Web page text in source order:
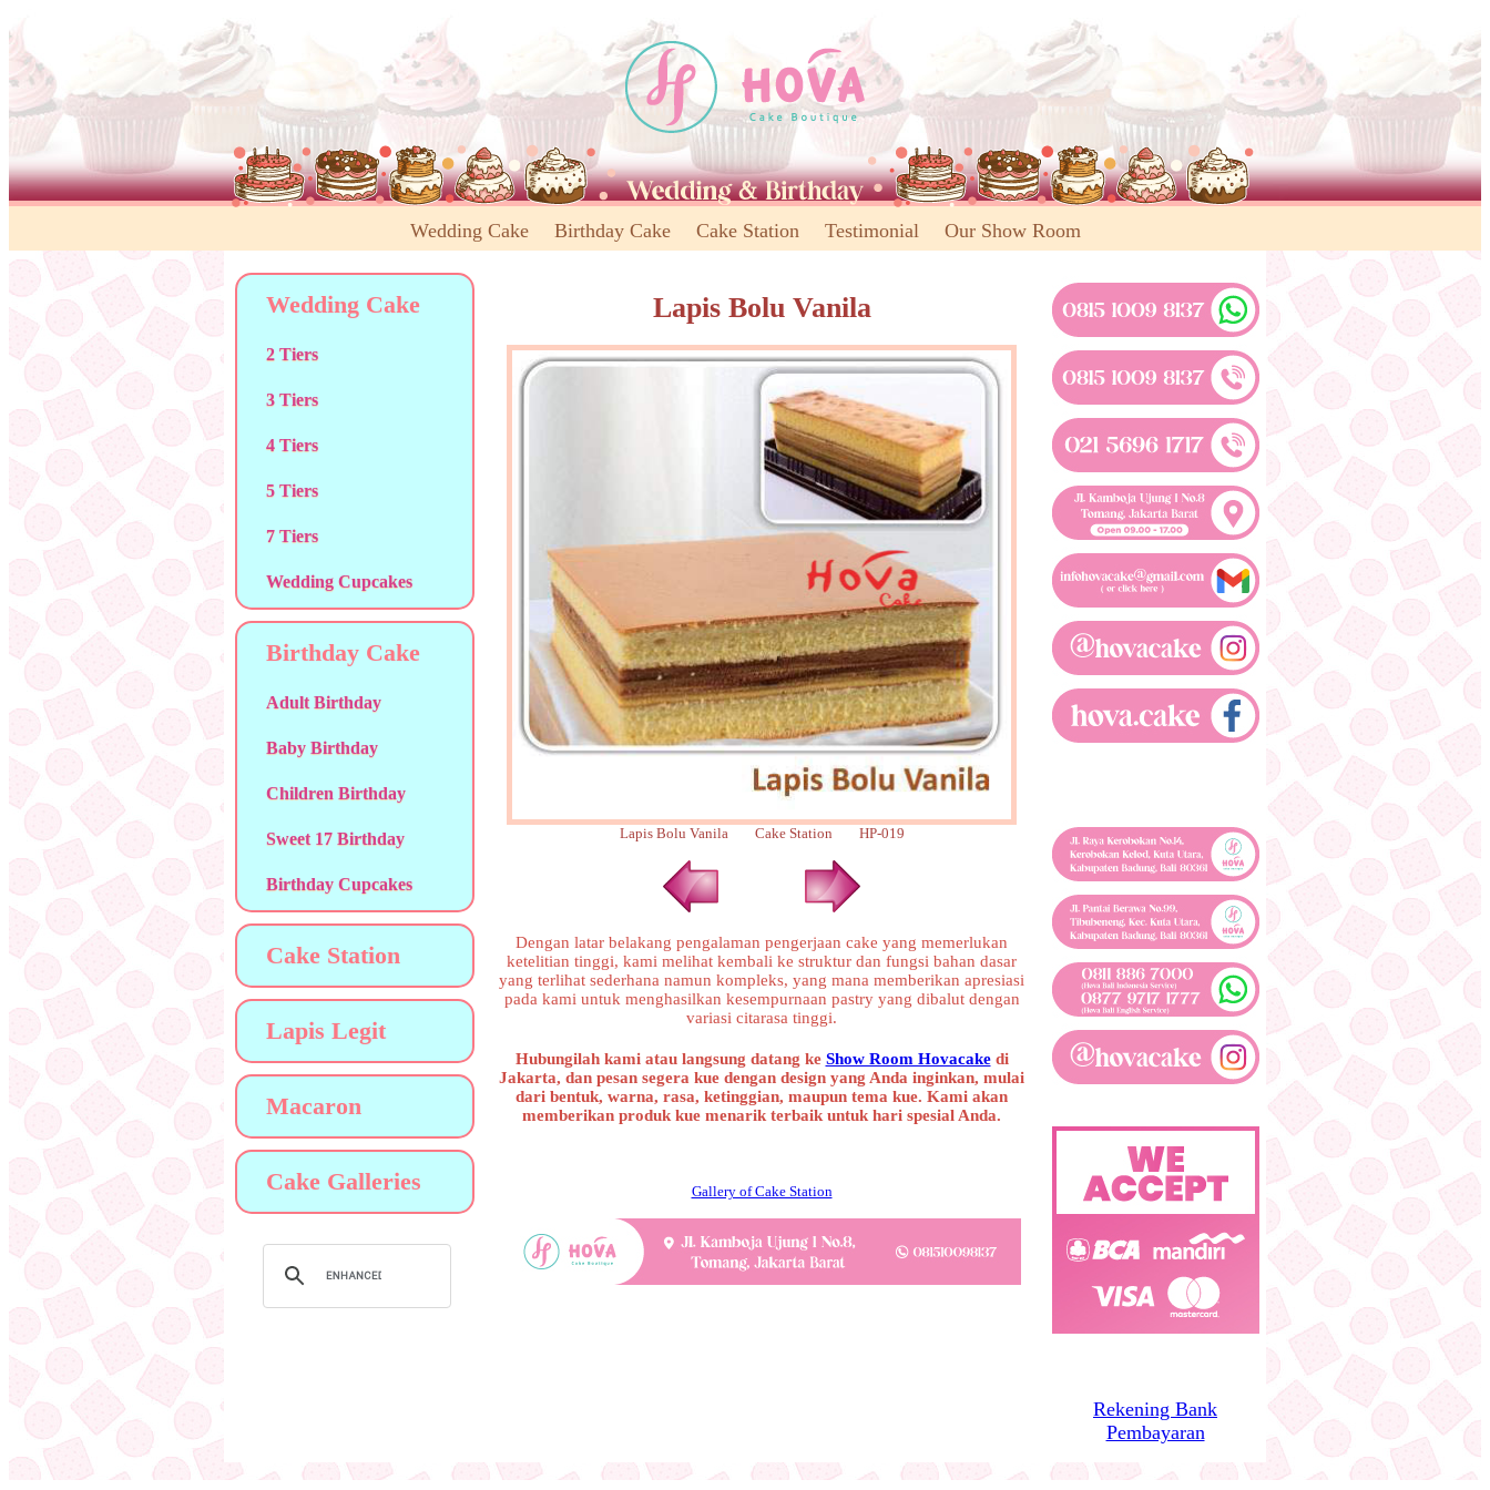
Wedding Cake Birthday Cake Cake Station Testimonial Our Show Room
Wedding Cake
2 Tiers
3 Tiers
4 Tiers
5 Tiers
7 Tiers
Wedding Cupcakes
Birthday Cake
Adult Birthday
Baby Birthday
Children Birthday
Sweet 17 Birthday
Birthday Cupcakes
Cake Station
Lapis Legit
Macaron
Cake Galleries
Lapis Bolu Vanila
Lapis Bolu Vanila Cake Station HP-019
Dengan latar belakang pengalaman pengerjaan cake yang memerlukan
ketelitian tinggi, kami melihat kembali ke struktur dan fungsi bahan dasar
yang terlihat sederhana namun kompleks, yang mana memberikan apresiasi
pada kami untuk menghasilkan kesempurnaan pastry yang dibalut dengan
variasi citarasa tinggi.
Hubungilah kami atau langsung datang ke Show Room Hovacakedi
Jakarta, dan pesan segera kue dengan design yang Anda inginkan, mulai
dari bentuk, warna, rasa, ketinggian, maupun tema kue. Kami akan
memberikan produk kue menarik terbaik untuk hari spesial Anda.
Gallery of Cake Station
Rekening Bank
Pembayaran